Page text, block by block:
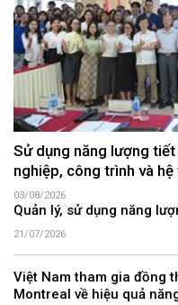
Sử dụng năng lượng
nghiệp, công trình và
03/08/2026
Quản lý, sử dụng năng
21/07/2026
Việt Nam tham gia đồng
Montreal về hiệu quả